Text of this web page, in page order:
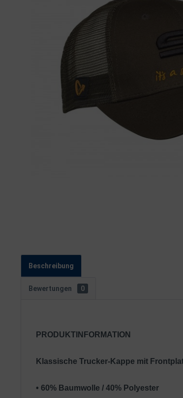
Beschreibung
Bewertungen 0
PRODUKTINFORMATION
Klassische Trucker-Kappe mit
• 60% Baumwolle / 40% Polyester